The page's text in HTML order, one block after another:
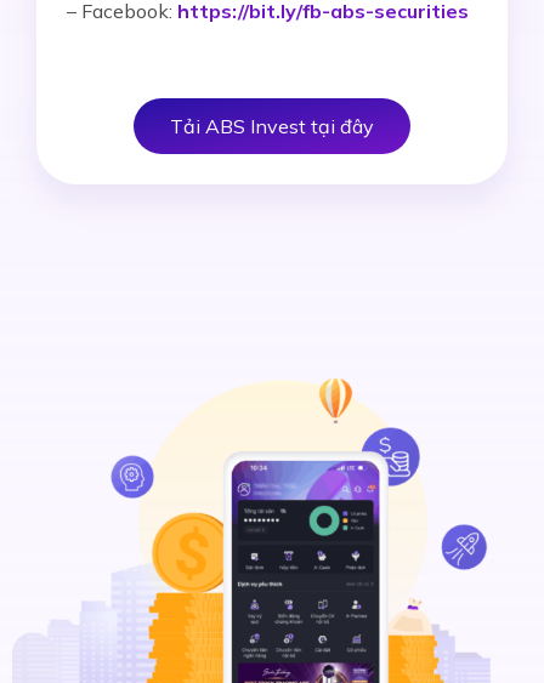
– Facebook: https://bit.ly/fb-abs-securities
Tải ABS Invest tại đây